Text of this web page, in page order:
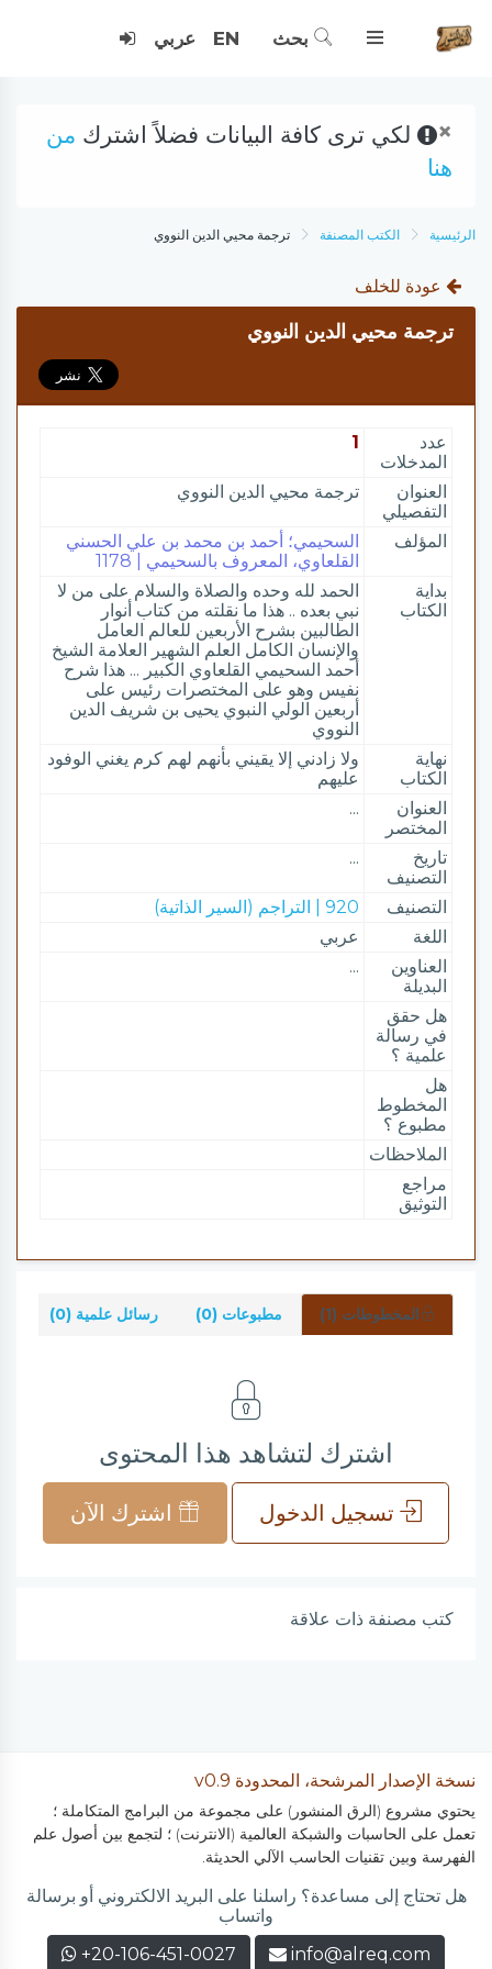
بحث EN عربي
× لكي ترى كافة البيانات فضلاً اشترك من
هنا
الرئيسية الكتب المصنفة ترجمة محيي الدين النووي
عودة للخلف
ترجمة محيي الدين النووي
عدد
المدخلات
1
العنوان
التفصيلي
ترجمة محيي الدين النووي
المؤلف
السحيمي؛ أحمد بن محمد بن علي الحسني
القلعاوي، المعروف بالسحيمي | 1178
بداية
الكتاب
الحمد لله وحده والصلاة والسلام على من لا
نبي بعده .. هذا ما نقلته من كتاب أنوار
الطالبين بشرح الأربعين للعالم العامل
والإنسان الكامل العلم الشهير العلامة الشيخ
أحمد السحيمي القلعاوي الكبير ... هذا شرح
نفيس وهو على المختصرات رئيس على
أربعين الولي النبوي يحيى بن شريف الدين
النووي
نهاية
الكتاب
ولا زادني إلا يقيني بأنهم لهم كرم يغني الوفود
عليهم
العنوان
المختصر
...
تاريخ
التصنيف
...
التصنيف
920 | التراجم (السير الذاتية)
اللغة
عربي
العناوين
البديلة
...
هل حقق
في رسالة
علمية ؟
هل
المخطوط
مطبوع ؟
الملاحظات
مراجع
التوثيق
المخطوطات (1) مطبوعات (0) رسائل علمية (0)
اشترك لتشاهد هذا المحتوى
تسجيل الدخول اشترك الآن
كتب مصنفة ذات علاقة
نسخة الإصدار المرشحة، المحدودة v0.9
يحتوي مشروع (الرق المنشور) على مجموعة من البرامج المتكاملة ؛
تعمل على الحاسبات والشبكة العالمية (الانترنت) ؛ لتجمع بين أصول علم
الفهرسة وبين تقنيات الحاسب الآلي الحديثة.
هل تحتاج إلى مساعدة؟ راسلنا على البريد الالكتروني أو برسالة
واتساب
info@alreq.com
+20-106-451-0027